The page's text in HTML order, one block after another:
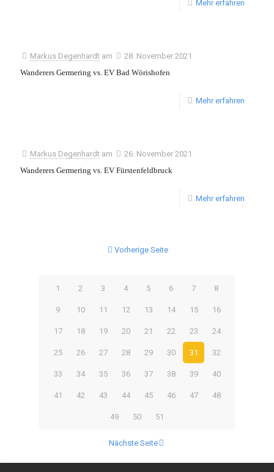
Mehr erfahren
Markus Degenhardt am
28. November 2021
Wanderers Germering vs. EV Bad Wörishofen
Mehr erfahren
Markus Degenhardt am
26. November 2021
Wanderers Germering vs. EV Fürstenfeldbruck
Mehr erfahren
Vorherige Seite
1 2 3 4 5 6 7 8
9 10 11 12 13 14 15 16
17 18 19 20 21 22 23 24
25 26 27 28 29 30 31 32
33 34 35 36 37 38 39 40
41 42 43 44 45 46 47 48
49 50 51
Nächste Seite